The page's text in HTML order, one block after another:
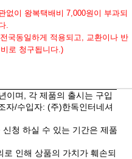
이 왕복택배비 7,000원이 부과되
.
국동일하게 적용되고, 교환이나 반
로 청구됩니다.)
이며, 각 제품의 출시는 구입
자/수입자: (주)한독인터네셔
청 하실 수 있는 기간은 제품
인해 상품의 가치가 훼손되